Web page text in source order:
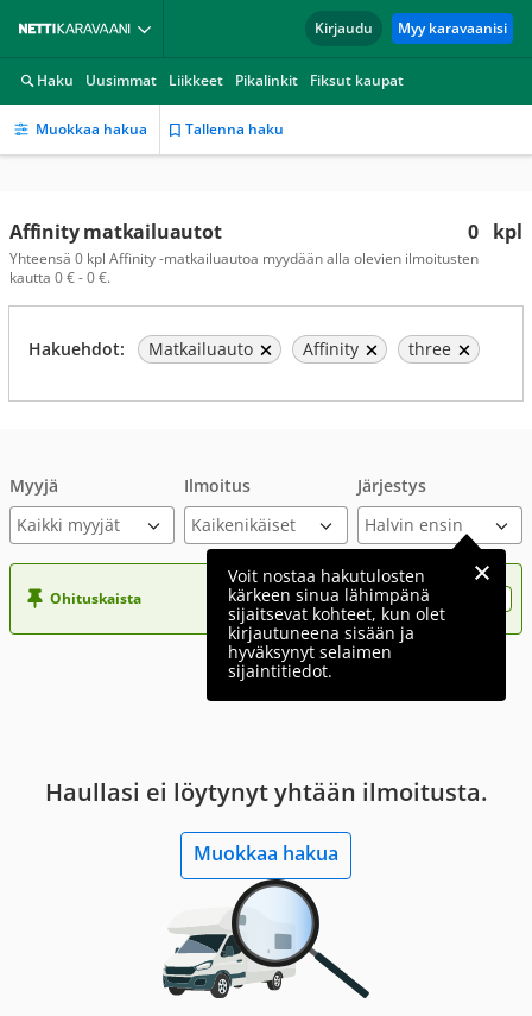
Kirjaudu Myy karavaanisi
Haku Uusimmat Liikkeet Pikalinkit Fiksut kaupat
Muokkaa hakua Tallenna haku
0 kpl
Affinity matkailuautot
Yhteensä 0 kpl Affinity -matkailuautoa myydään alla olevien ilmoitusten
kautta 0 € - 0 €.
Hakuehdot: Matkailuauto Affinity three
Myyjä
Kaikki myyjät
Ilmoitus Järjestys
Voit nostaa hakutulosten
kärkeen sinua lähimpänä
sijaitsevat kohteet, kun olet
kirjautuneena sisään ja
hyväksynyt selaimen
sijaintitiedot.
Ohituskaista Nosta ilmoituksesi tähän?
Haullasi ei löytynyt yhtään ilmoitusta.
Muokkaa hakua